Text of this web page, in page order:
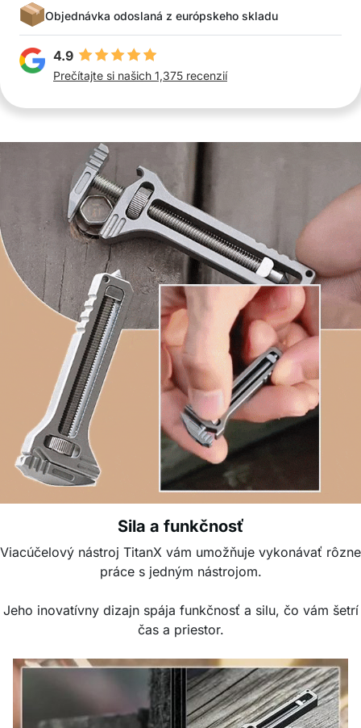
Objednávka odoslaná z európskeho skladu
4.9
Prečítajte si našich 1,375 recenzií
Sila a funkčnosť
Viacúčelový nástroj TitanX vám umožňuje vykonávať rôzne
práce s jedným nástrojom.
Jeho inovatívny dizajn spája funkčnosť a silu, čo vám šetrí
čas a priestor.